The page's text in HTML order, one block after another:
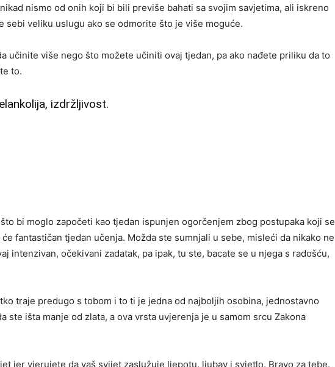
nismo od onih koji bi bili previše bahati sa svojim savjetima, ali iskreno
sebi veliku uslugu ako se odmorite što je više moguće.
učinite više nego što možete učiniti ovaj tjedan, pa ako nađete priliku da to
to.
izdržljivost.
bi moglo započeti kao tjedan ispunjen ogorčenjem zbog postupaka koji se
fantastičan tjedan učenja. Možda ste sumnjali u sebe, misleći da nikako ne
intenzivan, očekivani zadatak, pa ipak, tu ste, bacate se u njega s radošću,
traje predugo s tobom i to ti je jedna od najboljih osobina, jednostavno
ste išta manje od zlata, a ova vrsta uvjerenja je u samom srcu Zakona
jer vjerujete da vaš svijet zaslužuje ljepotu, ljubav i svjetlo. Bravo za tebe.